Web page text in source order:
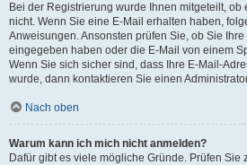
Bei der Registrierung wurde Ihnen mitgeteilt, ob
nicht. Wenn Sie eine E-Mail erhalten haben,
Anweisungen. Ansonsten prüfen Sie, ob Sie
eingegeben haben oder die E-Mail von einem
Wenn Sie sich sicher sind, dass Ihre E-Mail-
wurde, dann kontaktieren Sie einen
Nach oben
Warum kann ich mich nicht anmelden?
Dafür gibt es viele mögliche Gründe. Prüfen Sie